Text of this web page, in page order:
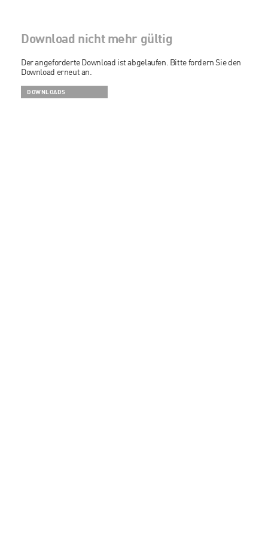
Download nicht mehr gültig
Der angeforderte Download ist abgelaufen. Bitte fordern Sie den
Download erneut an.
DOWNLOADS